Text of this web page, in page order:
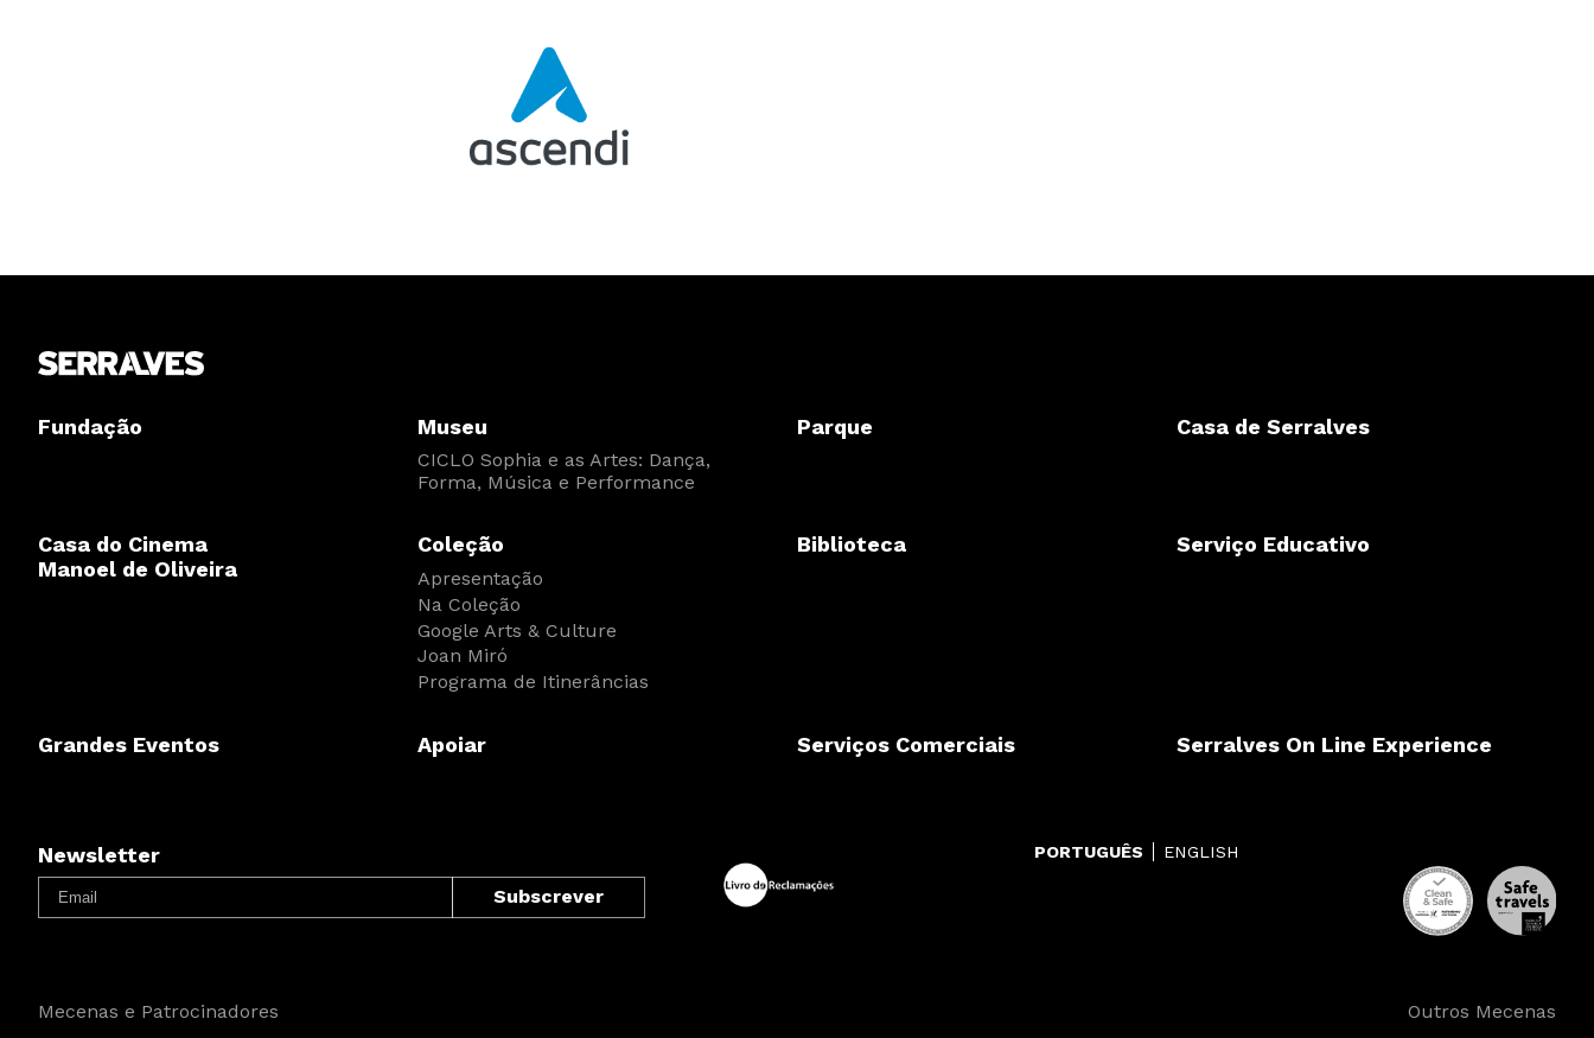
Fundação Museu
CICLO Sophia e as Artes: Dança,
Forma, Música e Performance
Parque Casa de Serralves
Casa do Cinema
Manoel de Oliveira
Coleção
Apresentação
Na Coleção
Google Arts & Culture
Joan Miró
Programa de Itinerâncias
Biblioteca Serviço Educativo
Grandes Eventos Apoiar Serviços Comerciais Serralves On Line Experience
Newsletter PORTUGUÊS ENGLISH
Mecenas e Patrocinadores Outros Mecenas